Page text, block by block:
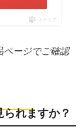
ポチップ
ージでご確認
れますか？